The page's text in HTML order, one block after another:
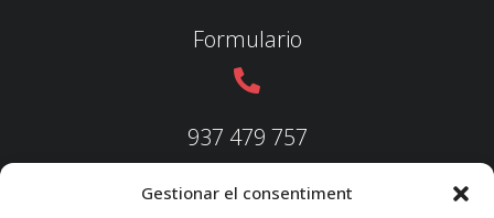
Gestionar el consentiment
Formulario
937 479 757